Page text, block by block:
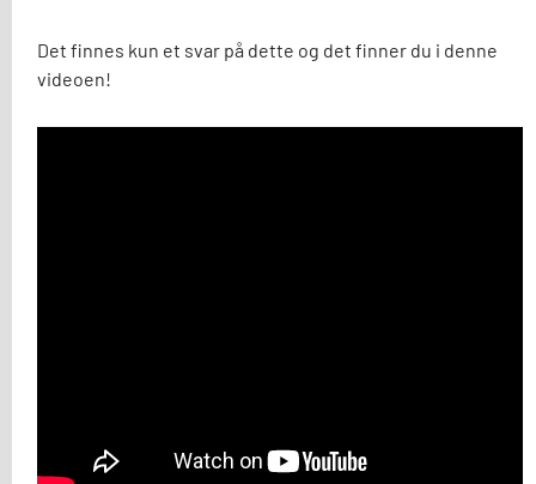
Det finnes kun et svar på dette og det finner du i denne
videoen!